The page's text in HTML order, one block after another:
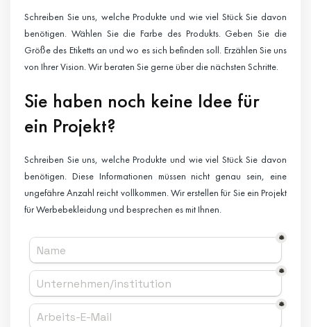
Schreiben Sie uns, welche Produkte und wie viel Stück Sie davon
benötigen. Wählen Sie die Farbe des Produkts. Geben Sie die
Größe des Etiketts an und wo es sich befinden soll. Erzählen Sie uns
von Ihrer Vision. Wir beraten Sie gerne über die nächsten Schritte.
Sie haben noch keine Idee für
ein Projekt?
Schreiben Sie uns, welche Produkte und wie viel Stück Sie davon
benötigen. Diese Informationen müssen nicht genau sein, eine
ungefähre Anzahl reicht vollkommen. Wir erstellen für Sie ein Projekt
für Werbebekleidung und besprechen es mit Ihnen.